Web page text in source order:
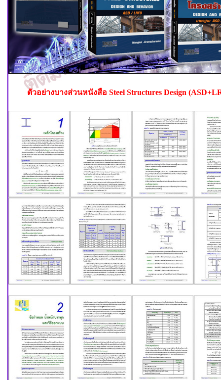
ตัวอย่างบางส่วนหนังสือ Steel Structures Design